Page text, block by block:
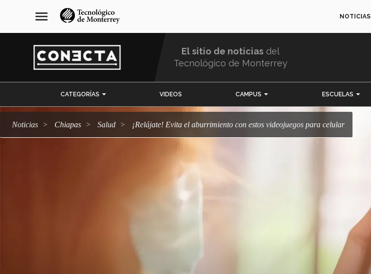
navegación
principal
menu NOTICIAS
El sitio de noticias del
Tecnológico de Monterrey
CATEGORÍAS VIDEOS CAMPUS ESCUELAS
Noticias Chiapas salud ¡Relájate! Evita el aburrimiento con estos videojuegos para celular